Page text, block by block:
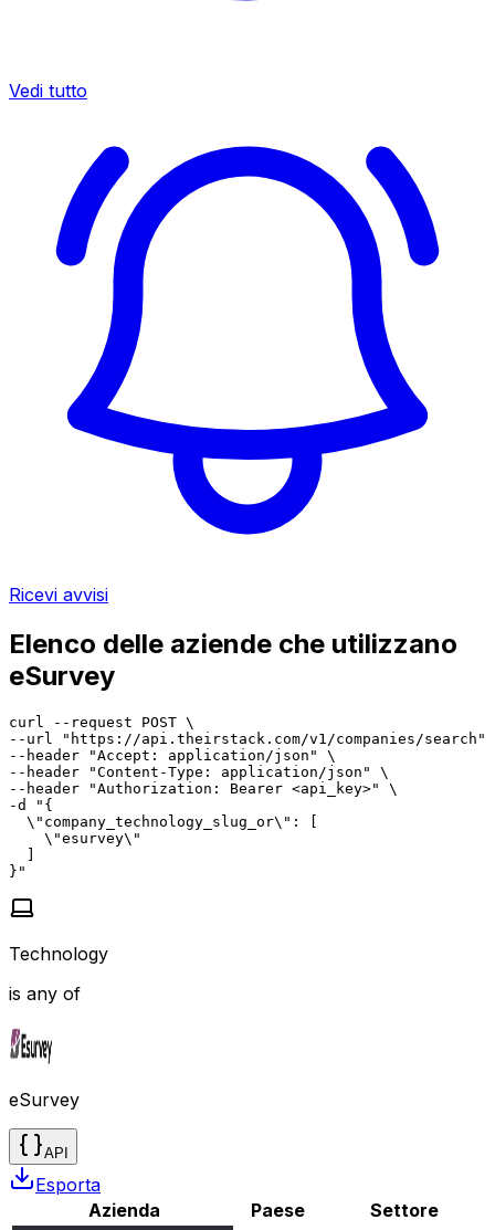
Vedi tutto
Ricevi avvisi
Elenco delle aziende che utilizzano
eSurvey
curl --request POST \
--url "https://api.theirstack.com/v1/companies/search"
--header "Accept: application/json" \
--header "Content-Type: application/json" \
--header "Authorization: Bearer <api_key>" \
-d "{
  \"company_technology_slug_or\": [
    \"esurvey\"
  ]
}"
Technology
is any of
eSurvey
API
Esporta
Azienda
Paese Settore